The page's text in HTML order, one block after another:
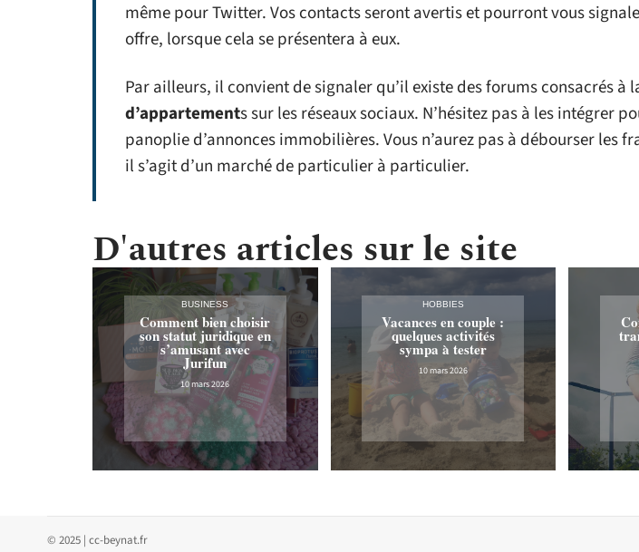
même pour Twitter. Vos contacts seront avertis et pourront vous
offre, lorsque cela se présentera à eux.
Par ailleurs, il convient de signaler qu’il existe des forums consacrés à
d’appartements sur les réseaux sociaux. N’hésitez pas à les intégrer
panoplie d’annonces immobilières. Vous n’aurez pas à débourser les
il s’agit d’un marché de particulier à particulier.
D'autres articles sur le site
BUSINESS
Comment bien choisir
son statut juridique en
s’amusant avec
Jurifun
10 mars 2026
HOBBIES
Vacances en couple :
quelques activités
sympa à tester
10 mars 2026
© 2025 | cc-beynat.fr